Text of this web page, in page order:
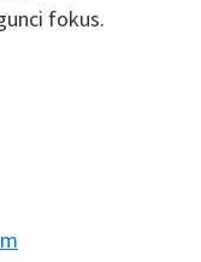
fokus.